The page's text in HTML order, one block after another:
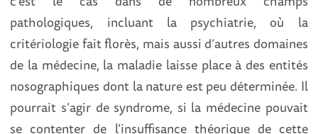
pathologiques, incluant la psychiatrie, où la
critériologie fait florès, mais aussi d’autres domaines
de la médecine, la maladie laisse place à des entités
nosographiques dont la nature est peu déterminée. Il
pourrait s’agir de syndrome, si la médecine pouvait
se contenter de l’insuffisance théorique de cette